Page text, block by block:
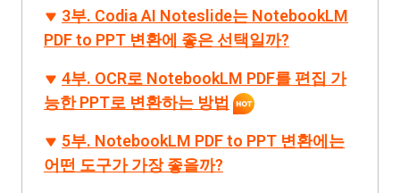
3부. Codia AI Noteslide는 NotebookLM
PDF to PPT 변환에 좋은 선택일까?
4부. OCR로 NotebookLM PDF를 편집 가
능한 PPT로 변환하는 방법
5부. NotebookLM PDF to PPT 변환에는
어떤 도구가 가장 좋을까?